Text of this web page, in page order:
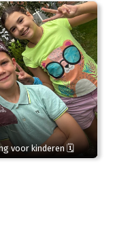
voor kinderen 🗓